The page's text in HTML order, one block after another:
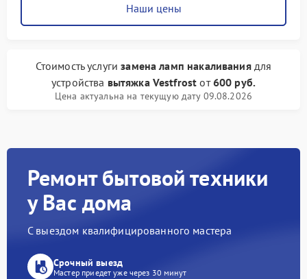
Наши цены
Стоимость услугизамена ламп накаливаниядля
устройства вытяжка Vestfrost от600 руб.
Цена актуальна на текущую дату 09.08.2026
Ремонт бытовой техники
у Вас дома
С выездом квалифицированного мастера
Срочный выезд
Мастер приедет уже через 30 минут